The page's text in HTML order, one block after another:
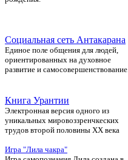
Социальная сеть Антакарана
Единое поле общения для людей,
ориентированных на духовное
развитие и самосовершенствование.
Книга Урантии
Электронная версия одного из
уникальных мировоззренчкеских
трудов второй половины ХХ века
Игра "Лила чакра"